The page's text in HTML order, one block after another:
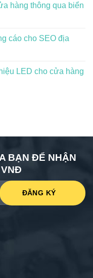
hàng thông qua biển
cáo cho SEO địa
LED cho cửa hàng
BẠN ĐỂ NHẬN
VNĐ